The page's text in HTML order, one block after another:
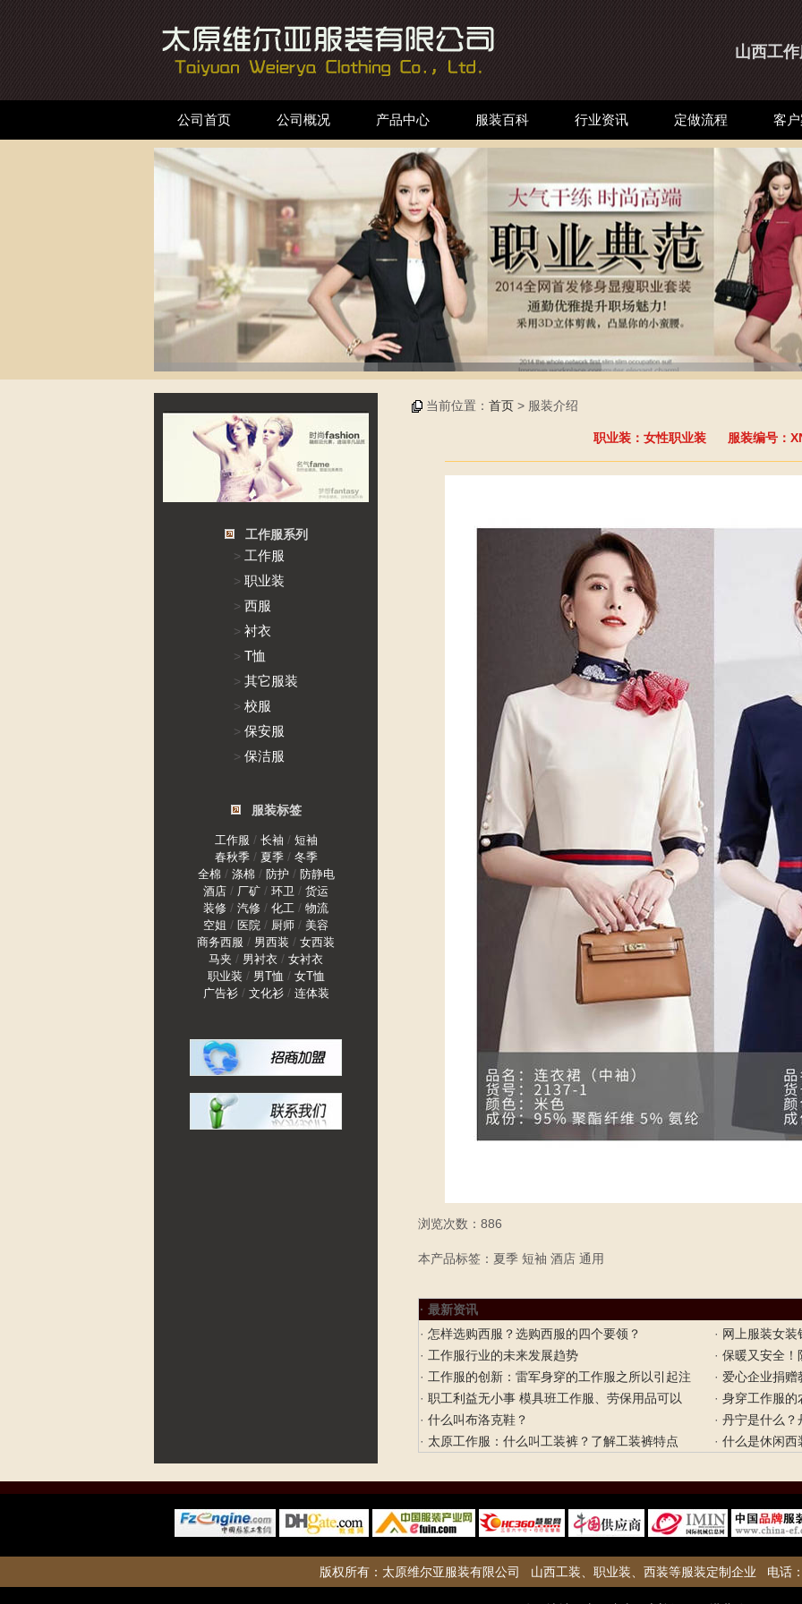
山西工
公司首页 公司概况 产品中心 服装百科 行业资讯 定做流程 客
工作服系列
> 工作服
> 职业装
> 西服
> 衬衣
> T恤
> 其它服装
> 校服
> 保安服
> 保洁服
服装标签
工作服 / 长袖 / 短袖
春秋季/ 夏季/ 冬季
全棉/ 涤棉/ 防护 / 防静电
酒店 / 厂矿 / 环卫 / 货运
装修 / 汽修 / 化工 / 物流
空姐 / 医院 / 厨师 / 美容
商务西服 / 男西装 / 女西装
马夹 / 男衬衣 / 女衬衣
职业装 / 男T恤 / 女T恤
广告衫/ 文化衫/ 连体装
当前位置： 首页 > 服装介绍
职业装：女性职业装 服装编号：
浏览次数：886
本产品标签：夏季 短袖 酒店 通用
· 最新资讯
· 怎样选购西服？选购西服的四个要领？ · 网上服装女装
· 工作服行业的未来发展趋势 · 保暖又安全！
· 工作服的创新：雷军身穿的工作服之所以引起注 · 爱心企业捐赠
· 职工利益无小事 模具班工作服、劳保用品可以 · 身穿工作服的
· 什么叫布洛克鞋？ · 丹宁是什么？
· 太原工作服：什么叫工装裤？了解工装裤特点 · 什么是休闲西
版权所有： 太原维尔亚服装有限公司 山西工装 、职业装、西装等服装定制企业 电话